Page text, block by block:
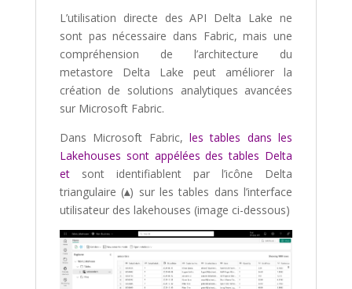
L’utilisation directe des API Delta Lake ne
sont pas nécessaire dans Fabric, mais une
compréhension de l’architecture du
metastore Delta Lake peut améliorer la
création de solutions analytiques avancées
sur Microsoft Fabric.
Dans Microsoft Fabric, les tables dans les
Lakehouses sont appélées des tables Delta
etsont identifiablent par l’icône Delta
triangulaire (▴) sur les tables dans l’interface
utilisateur des lakehouses (image ci-dessous)